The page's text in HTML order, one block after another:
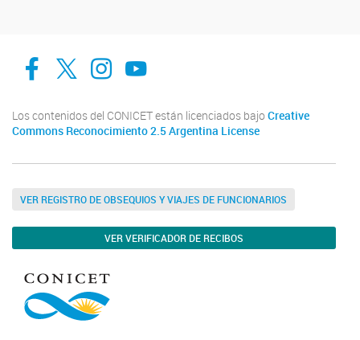
facebook
twitter
Instagram
Canal de Youtube
Los contenidos del CONICET están licenciados bajo Creative
Commons Reconocimiento 2.5 Argentina License
VER REGISTRO DE OBSEQUIOS Y VIAJES DE FUNCIONARIOS
VER VERIFICADOR DE RECIBOS